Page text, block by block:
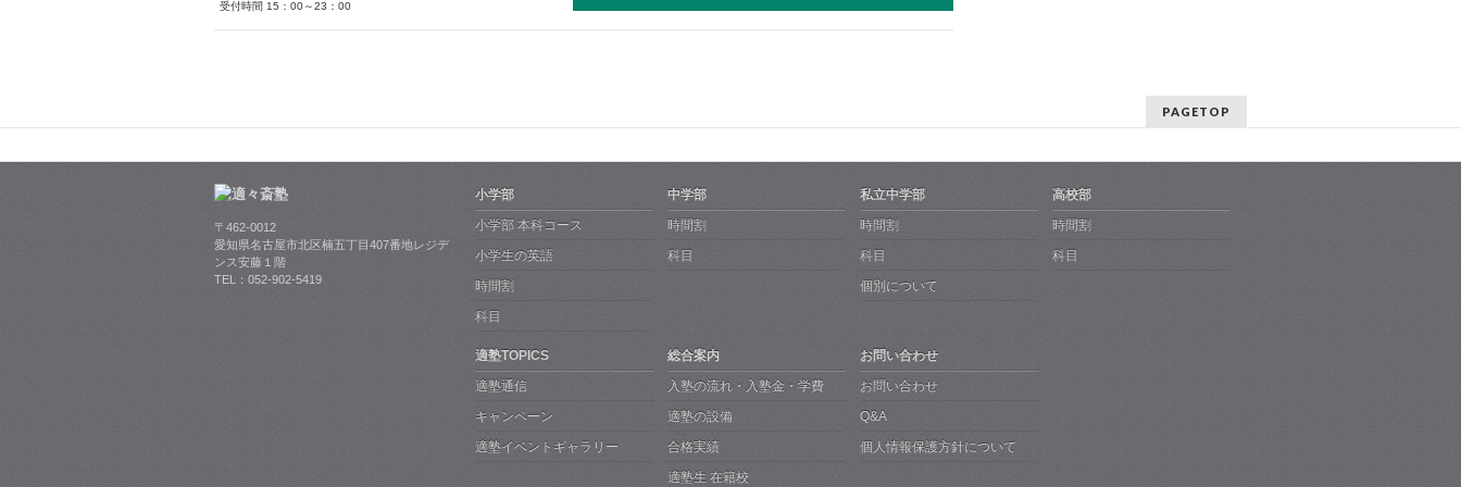
受付時間 15：00～23：00
PAGETOP
〒462-0012
愛知県名古屋市北区楠五丁目407番地レジデ
ンス安藤１階
TEL：052-902-5419
小学部
小学部 本科コース
小学生の英語
時間割
科目
中学部
時間割
科目
私立中学部
時間割
科目
個別について
高校部
時間割
科目
適塾TOPICS
適塾通信
キャンペーン
適塾イベントギャラリー
総合案内
入塾の流れ・入塾金・学費
適塾の設備
合格実績
適塾生 在籍校
お問い合わせ
お問い合わせ
Q&A
個人情報保護方針について